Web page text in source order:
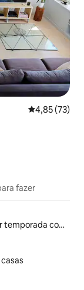
4,85 de uma
4,85 (73)
fazer
Aluguéis por temporada com suítes privativas